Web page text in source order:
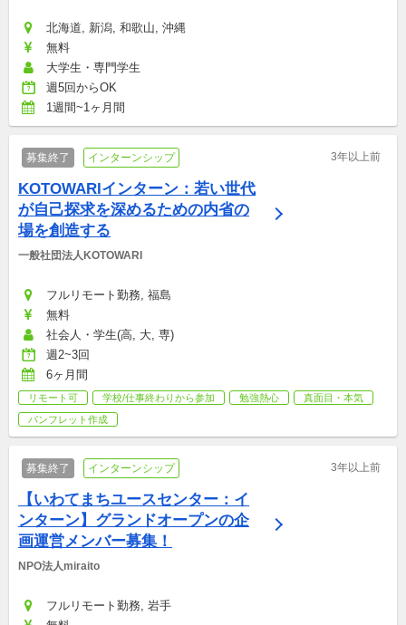
北海道, 新潟, 和歌山, 沖縄
無料
大学生・専門学生
週5回からOK
1週間~1ヶ月間
募集終了 インターンシップ 3年以上前
KOTOWARIインターン：若い世代
が自己探求を深めるための内省の
場を創造する
一般社団法人KOTOWARI
フルリモート勤務, 福島
無料
社会人・学生(高, 大, 専)
週2~3回
6ヶ月間
リモート可 学校/仕事終わりから参加 勉強熱心
真面目・本気
パンフレット作成
募集終了 インターンシップ 3年以上前
【いわてまちユースセンター：イ
ンターン】グランドオープンの企
画運営メンバー募集！
NPO法人miraito
フルリモート勤務, 岩手